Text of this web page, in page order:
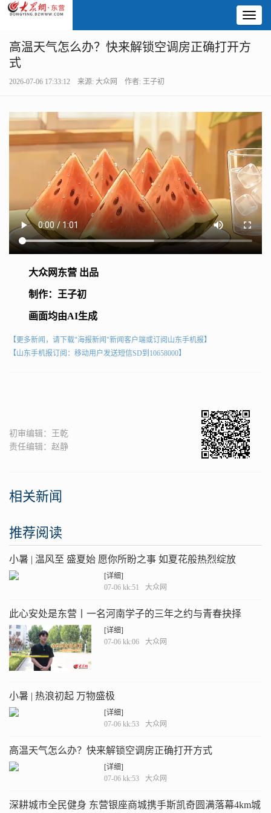
高温天气怎么办？快来解锁空调房正确打开方
式
2026-07-06 17:33:12 来源: 大众网 作者: 王子初
大众网东营 出品
制作：王子初
画面均由AI生成
【更多新闻，请下载"海报新闻"新闻客户端或订阅山东手机报】
【山东手机报订阅：移动用户发送短信SD到10658000】
初审编辑：王乾
责任编辑：赵静
相关新闻
推荐阅读
小暑 | 温风至 盛夏始 愿你所盼之事 如夏花般热烈绽放
[详细]
07-06 kk:51
大众网
此心安处是东营丨一名河南学子的三年之约与青春抉择
[详细]
07-06 kk:06
大众网
小暑 | 热浪初起 万物盛极
[详细]
07-06 kk:53
大众网
高温天气怎么办？快来解锁空调房正确打开方式
[详细]
07-06 kk:53
大众网
深耕城市全民健身 东营银座商城携手斯凯奇圆满落幕4km城